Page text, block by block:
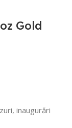
Gold
inaugurări